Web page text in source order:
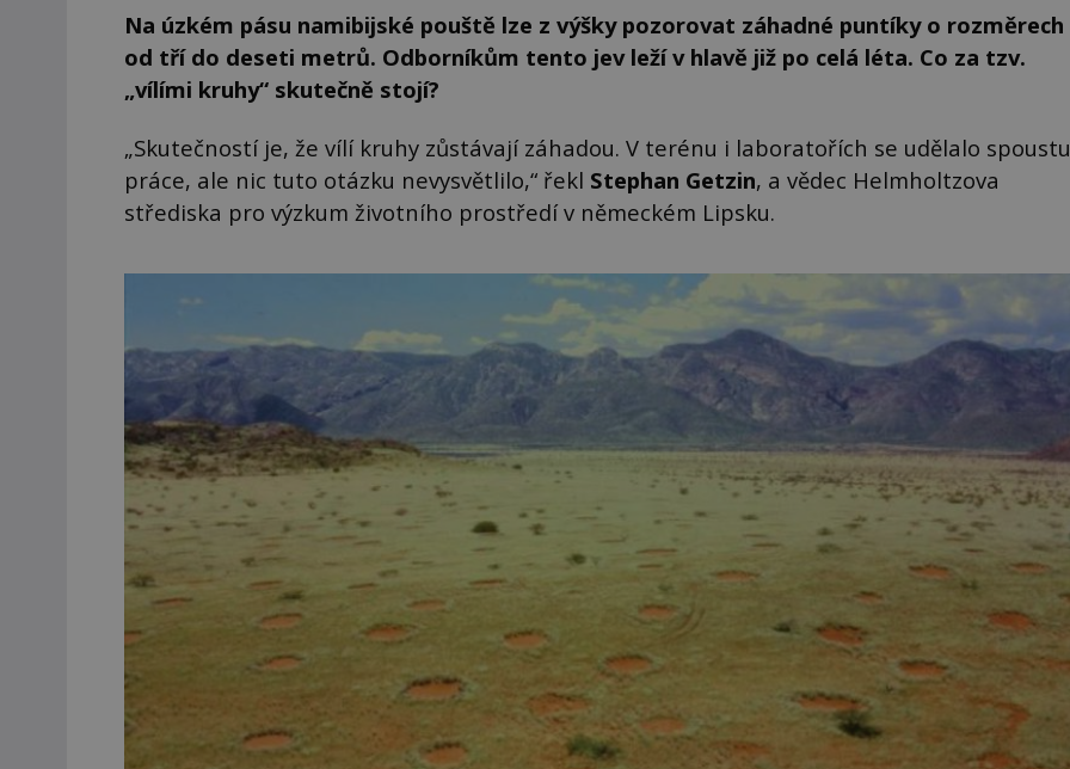
Na úzkém pásu namibijské pouště lze z výšky pozorovat záhadné puntíky o rozměrech
od tří do deseti metrů. Odborníkům tento jev leží v hlavě již po celá léta. Co za tzv.
„vílími kruhy“ skutečně stojí?
„Skutečností je, že vílí kruhy zůstávají záhadou. V terénu i laboratořích se udělalo spoustu
práce, ale nic tuto otázku nevysvětlilo,“ řekl Stephan Getzin, a vědec Helmholtzova
střediska pro výzkum životního prostředí v německém Lipsku.